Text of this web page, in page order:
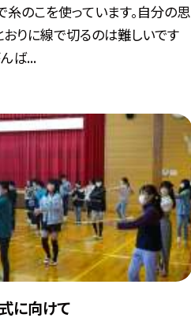
糸のこを使っています。自分の思
おりに線で切るのは難しいです
ば...
に向けて